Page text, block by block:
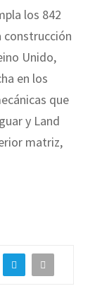
los 842
construcción
Unido,
en los
que
y Land
matriz,